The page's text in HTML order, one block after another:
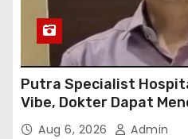
Putra Specialist
Vibe, Dokter Dapat
dengan Tepat
Aug 6, 2026 Admin